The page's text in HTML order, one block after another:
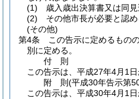
(1)
歳入歳出決算書又は同
(2)
その他市長が必要と認
(その他)
第4条
この告示に定めるもの
別に定める。
付 則
この告示は、平成27年4月1日
附 則(平成30年告示第
この告示は、平成30年4月1日